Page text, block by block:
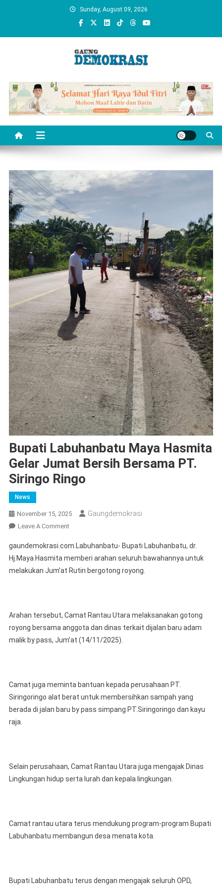
Sunday, August 09, 2026
gaungdemokrasi.com
Bupati Labuhanbatu Maya Hasmita
Gelar Jumat Bersih Bersama PT.
Siringo Ringo
News
November 15, 2025 Gaungdemokrasi
Leave A CommentOn
Labuhanbatu
Maya
Hasmita
Bersama
PT.
Siringo
gaundemokrasi.com.Labuhanbatu- Bupati Labuhanbatu, dr.
Hj.Maya Hasmita memberi arahan seluruh bawahannya untuk
melakukan Jum’at Rutin bergotong royong.
Arahan tersebut, Camat Rantau Utara melaksanakan gotong
royong bersama anggota dan dinas terkait dijalan baru adam
malik by pass, Jum’at (14/11/2025).
Camat juga meminta bantuan kepada perusahaan PT.
Siringoringo alat berat untuk membersihkan sampah yang
berada di jalan baru by pass simpang PT.Siringoringo dan kayu
raja.
Selain perusahaan, Camat Rantau Utara juga mengajak Dinas
Lingkungan hidup serta lurah dan kepala lingkungan.
Camat rantau utara terus mendukung program-program Bupati
Labuhanbatu membangun desa menata kota.
Bupati Labuhanbatu terus dengan mengajak seluruh OPD,